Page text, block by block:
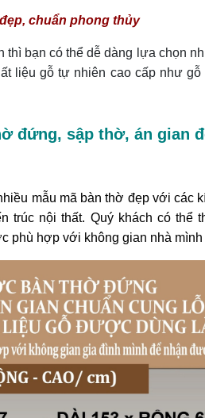
chuẩn phong thủy
bạn có thể dễ dàng lựa chọn
liệu gỗ tự nhiên cao cấp như
đứng, sập thờ, án gian
mẫu mã bàn thờ đẹp với các
nội thất. Quý khách có thể
phù hợp với không gian nhà mình